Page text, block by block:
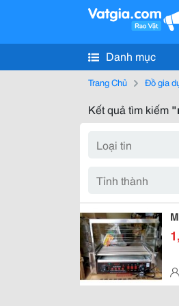
Danh mục
Trang Chủ Đồ gia
Kết quả tìm kiếm